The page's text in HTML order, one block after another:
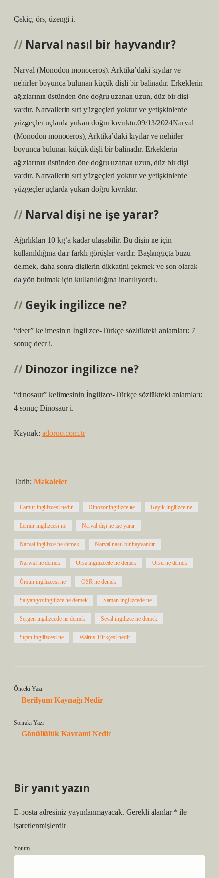
Çekiç, örs, üzengi i.
Narval nasıl bir hayvandır?
Narval (Monodon monoceros), Arktika’daki kıyılar ve
nehirler boyunca bulunan küçük dişli bir balinadır. Erkeklerin
ağızlarının üstünden öne doğru uzanan uzun, düz bir dişi
vardır. Narvallerin sırt yüzgeçleri yoktur ve yetişkinlerde
yüzgeçler uçlarda yukarı doğru kıvrıktır.09/13/2024Narval
(Monodon monoceros), Arktika’daki kıyılar ve nehirler
boyunca bulunan küçük dişli bir balinadır. Erkeklerin
ağızlarının üstünden öne doğru uzanan uzun, düz bir dişi
vardır. Narvallerin sırt yüzgeçleri yoktur ve yetişkinlerde
yüzgeçler uçlarda yukarı doğru kıvrıktır.
Narval dişi ne işe yarar?
Ağırlıkları 10 kg’a kadar ulaşabilir. Bu dişin ne için
kullanıldığına dair farklı görüşler vardır. Başlangıçta buzu
delmek, daha sonra dişilerin dikkatini çekmek ve son olarak
da yön bulmak için kullanıldığına inanılıyordu.
Geyik ingilizce ne?
“deer” kelimesinin İngilizce-Türkçe sözlükteki anlamları: 7
sonuç deer i.
Dinozor ingilizce ne?
“dinosaur” kelimesinin İngilizce-Türkçe sözlükteki anlamları:
4 sonuç Dinosaur i.
Kaynak: adorno.com.tr
Tarih: Makaleler
Camur ingilizcesi nedir Dinozor ingilizce ne Geyik ingilizce ne
Lemur ingilizcesi ne Narval dişi ne işe yarar
Narval ingilizce ne demek Narval nasıl bir hayvandır
Narwal ne demek Orsa ingilizcede ne demek Örsü ne demek
Örsün ingilizcesi ne OSR ne demek
Salyangoz ingilizce ne demek Saman ingilizcede ne
Sergen ingilizcede ne demek Seval ingilizce ne demek
Sıçan ingilizcesi ne Walrus Türkçesi nedir
Önceki Yazı
Berilyum Kaynağı Nedir
Sonraki Yazı
Gönüllülük Kavrami Nedir
Bir yanıt yazın
E-posta adresiniz yayınlanmayacak. Gerekli alanlar * ile
işaretlenmişlerdir
Yorum